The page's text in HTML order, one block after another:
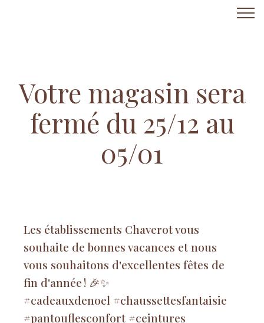
Votre magasin sera
fermé du 25/12 au
05/01
Les établissements Chaverot vous
souhaite de bonnes vacances et nous
vous souhaitons d'excellentes fêtes de
fin d'année ! 🎉✨
#cadeauxdenoel #chaussettesfantaisie
#pantouflesconfort #ceintures